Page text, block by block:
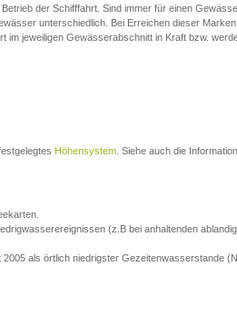
der Schifffahrt. Sind immer für einen
unterschiedlich. Bei Erreichen dieser
jeweiligen Gewässerabschnitt in Kraft bzw.
Höhensystem . Siehe auch die
(z.B bei anhaltenden
als örtlich niedrigster Gezeitenwasserstande